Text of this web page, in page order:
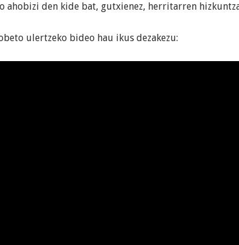
ahobizi den kide bat, gutxienez, herritarren
ulertzeko bideo hau ikus dezakezu: